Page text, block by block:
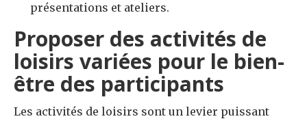
présentations et ateliers.
Proposer des activités de
loisirs variées pour le bien-
être des participants
Les activités de loisirs sont un levier puissant